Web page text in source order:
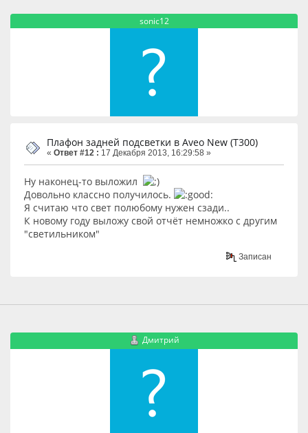
sonic12
Плафон задней подсветки в Aveo New (T300)
« Ответ #12 : 17 Декабря 2013, 16:29:58 »
Ну наконец-то выложил
Довольно классно получилось.
Я считаю что свет полюбому нужен сзади..
К новому году выложу свой отчёт немножко с другим
"светильником"
Записан
Дмитрий